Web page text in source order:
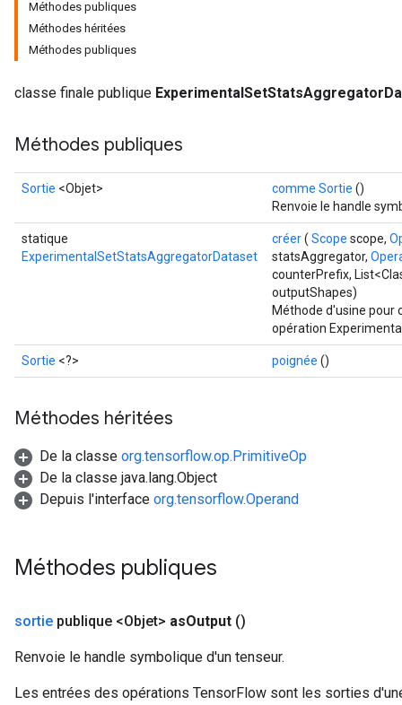
Méthodes publiques
Méthodes héritées
Méthodes publiques
classe finale publique
Méthodes publiques
Sortie <Objet> comme Sortie ()
Renvoie le handle
statique
ExperimentalSetStatsAggregatorDataset
créer( Scope scope,
statsAggregator,
counterPrefix,
outputShapes)
Méthode d'usine pour
opération
Sortie <?> poignée ()
Méthodes héritées
De la classe org.tensorflow.op.PrimitiveOp
De la classe java.lang.Object
Depuis l'interface org.tensorflow.Operand
Méthodes publiques
sortie publique <Objet> asOutput ()
Renvoie le handle symbolique d'un tenseur.
Les entrées des opérations TensorFlow sont les sorties